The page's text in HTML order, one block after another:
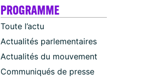
PROGRAMME
Toute l’actu
Actualités parlementaires
Actualités du mouvement
Communiqués de presse